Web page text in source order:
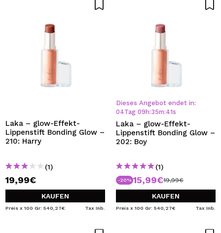
Laka – glow-Effekt-
Lippenstift Bonding Glow –
210: Harry
(1)
19,99€
KAUFEN
Preis x 100 Gr: 540,27€ Tax Inb.
Dieses Angebot endet in:
04Tag 09 h:35m:40s
Laka – glow-Effekt-
Lippenstift Bonding Glow –
202: Boy
(1)
-20% 15,99€19,99€
KAUFEN
Preis x 100 Gr: 540,27€ Tax Inb.